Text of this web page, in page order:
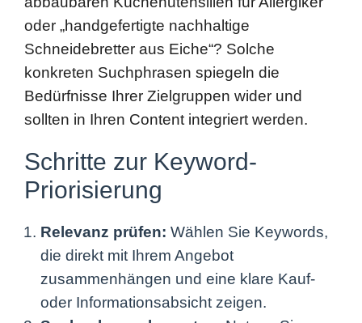
konkreten Suchphrasen spiegeln die
Bedürfnisse Ihrer Zielgruppen wider und
sollten in Ihren Content integriert werden.
Schritte zur Keyword-
Priorisierung
Relevanz prüfen:Wählen Sie Keywords,
die direkt mit Ihrem Angebot
oder Informationsabsicht zeigen.
Suchvolumen bewerten:Nutzen Sie
Tools wie Ubersuggest oder SEMrush, um
das monatliche Suchvolumen zu ermitteln.